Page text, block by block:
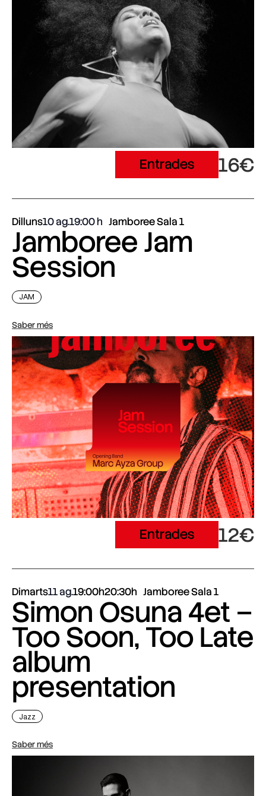
Entrades 16€
Dilluns10 ag.19:00 Jamboree Sala 1
Jamboree Jam
Session
JAM
Saber més
Entrades 12€
Dimarts11 ag.19:00h20:30h Jamboree Sala 1
Simon Osuna 4et –
Too Soon, Too Late
album
presentation
Jazz
Saber més